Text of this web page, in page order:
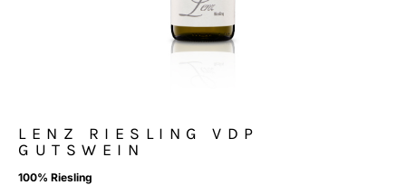
LENZ RIESLING VDP
GUTSWEIN
100% Riesling